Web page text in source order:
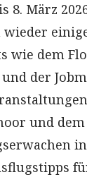
8. März
wie dem
der
und dem